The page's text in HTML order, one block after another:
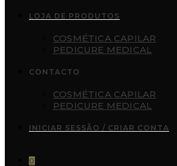
LOJA DE PRODUTOS
COSMÉTICA CAPILAR
PEDICURE MEDICAL
CONTACTO
COSMÉTICA CAPILAR
PEDICURE MEDICAL
INICIAR SESSÃO / CRIAR CONTA
0